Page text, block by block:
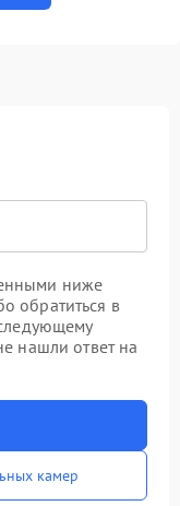
ниже
обратиться в
нашли ответ на
камер